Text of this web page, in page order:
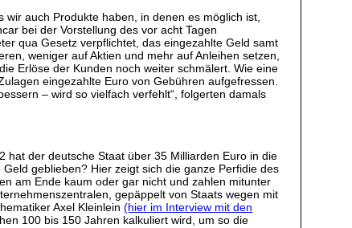
wir auch Produkte haben, in denen es möglich ist,
bei der Vorstellung des vor acht Tagen
qua Gesetz verpflichtet, das eingezahlte Geld samt
weniger auf Aktien und mehr auf Anleihen setzen,
Erlöse der Kunden noch weiter schmälert. Wie eine
eingezahlte Euro von Gebühren aufgefressen.
– wird so vielfach verfehlt“, folgerten damals
hat der deutsche Staat über 35 Milliarden Euro in die
geblieben? Hier zeigt sich die ganze Perfidie des
am Ende kaum oder gar nicht und zahlen mitunter
gepäppelt von Staats wegen mit
Axel Kleinlein(hier im Interview mit den
100 bis 150 Jahren kalkuliert wird, um so die